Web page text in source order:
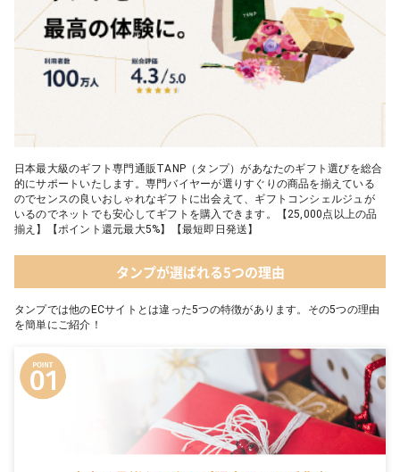
日本最大級のギフト専門通販TANP（タンプ）があなたのギフト選びを総合
的にサポートいたします。専門バイヤーが選りすぐりの商品を揃えている
のでセンスの良いおしゃれなギフトに出会えて、ギフトコンシェルジュが
いるのでネットでも安心してギフトを購入できます。【25,000点以上の品
揃え】【ポイント還元最大5%】【最短即日発送】
タンプが選ばれる5つの理由
タンプでは他のECサイトとは違った5つの特徴があります。その5つの理由
を簡単にご紹介！